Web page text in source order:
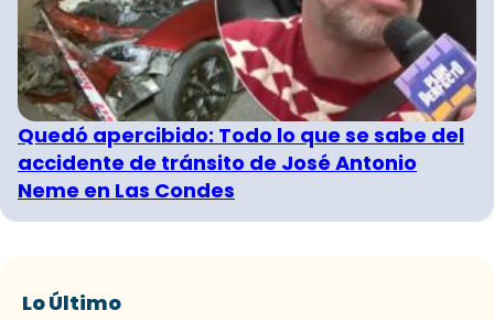
Quedó apercibido: Todo lo que se sabe del
accidente de tránsito de José Antonio
Neme en Las Condes
Lo Último